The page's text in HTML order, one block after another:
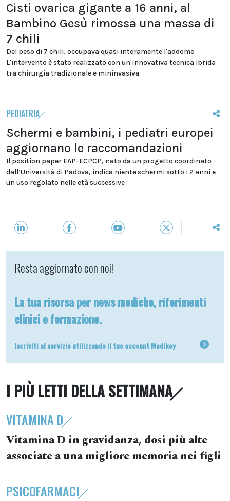
Cisti ovarica gigante a 16 anni, al
Bambino Gesù rimossa una massa di
7 chili
Del peso di 7 chili, occupava quasi interamente l'addome.
L'intervento è stato realizzato con un'innovativa tecnica ibrida
tra chirurgia tradizionale e mininvasiva
PEDIATRIA
Schermi e bambini, i pediatri europei
aggiornano le raccomandazioni
Il position paper EAP-ECPCP, nato da un progetto coordinato
dall’Università di Padova, indica niente schermi sotto i 2 anni e
un uso regolato nelle età successive
Resta aggiornato con noi!
La tua risorsa per news mediche, riferimenti
clinici e formazione.
Iscriviti al servizio utilizzando il tuo account Medikey
I PIÙ LETTI DELLA SETTIMANA
VITAMINA D
Vitamina D in gravidanza, dosi più alte
associate a una migliore memoria nei figli
PSICOFARMACI